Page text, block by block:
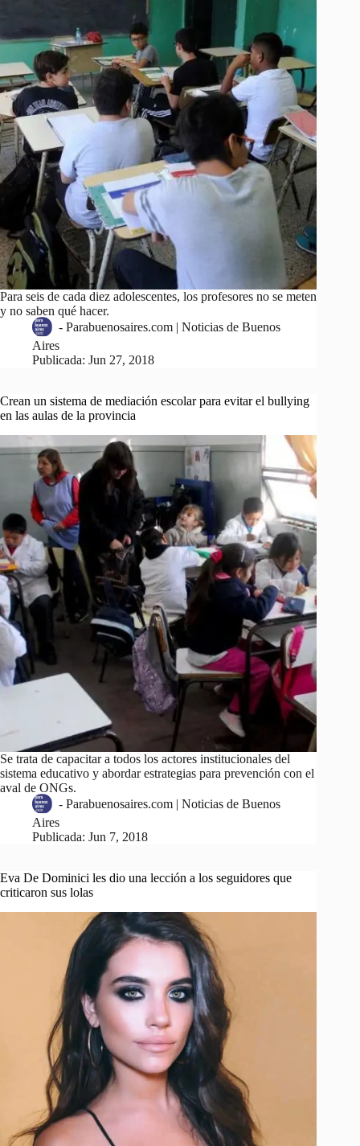
Para seis de cada diez adolescentes, los profesores no se meten
y no saben qué hacer.
- Parabuenosaires.com | Noticias de Buenos
Aires
Publicada: Jun 27, 2018
Crean un sistema de mediación escolar para evitar el bullying
en las aulas de la provincia
Se trata de capacitar a todos los actores institucionales del
sistema educativo y abordar estrategias para prevención con el
aval de ONGs.
- Parabuenosaires.com | Noticias de Buenos
Aires
Publicada: Jun 7, 2018
Eva De Dominici les dio una lección a los seguidores que
criticaron sus lolas